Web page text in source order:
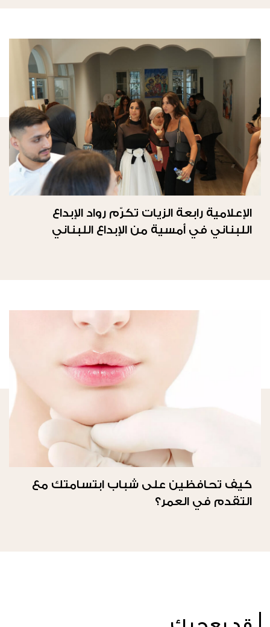
الإعلامية رابعة الزيات تكرّم رواد الإبداع
اللبناني في أمسية من الإبداع اللبناني
كيف تحافظين على شباب ابتسامتك مع
التقدم في العمر؟